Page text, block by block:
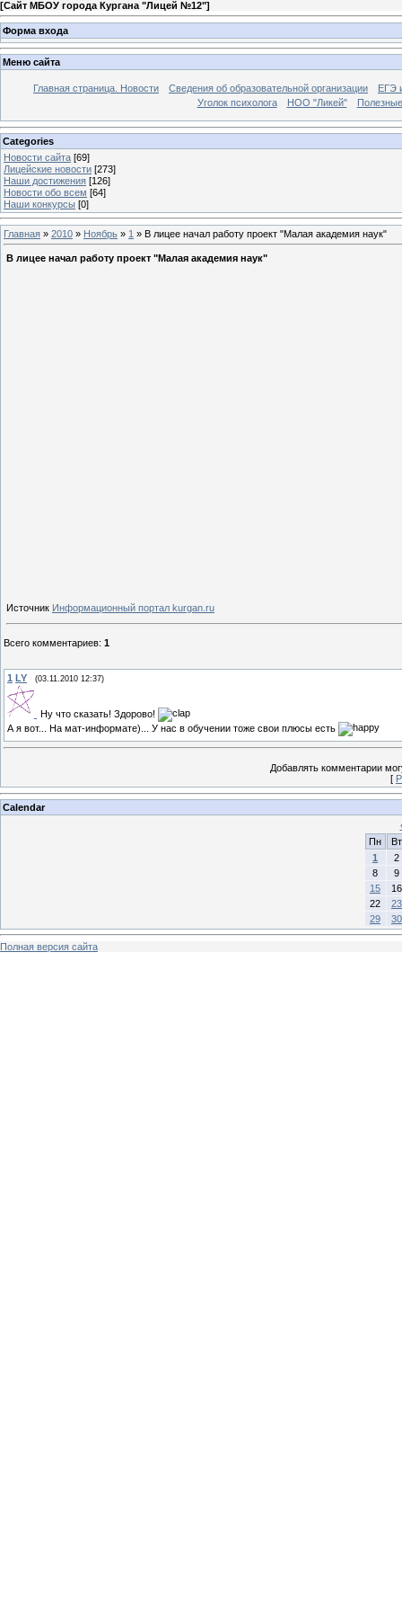
[Сайт МБОУ города Кургана "Лицей №12"]
Форма входа
Меню сайта
Главная страница. Новости Сведения об образовательной организации
ЕГЭ
Уголок психолога
НОО "Ликей"
Categories
Новости сайта [69]
Лицейские новости [273]
Наши достижения [126]
Новости обо всем [64]
Наши конкурсы [0]
Главная » 2010 » Ноябрь » 1 » В лицее начал работу проект "Малая академия наук"
В лицее начал работу проект "Малая академия наук"
Источник Информационный портал kurgan.ru
Всего комментариев: 1
1 LY (03.11.2010 12:37)
Ну что сказать! Здорово!
А я вот... На мат-информате)... У нас в обучении тоже свои плюсы есть
Добавлять комментарии
[
Calendar
Пн
Вт
1
2
8
9
15
16
22
23
29
30
Полная версия сайта